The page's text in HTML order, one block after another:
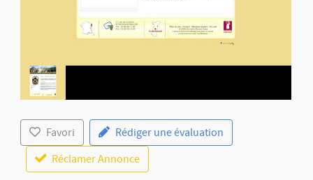
Favori
Rédiger une évaluation
Réclamer Annonce